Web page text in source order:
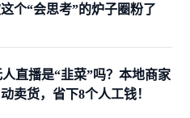
个“会思考”的炉子圈粉了
直播是“韭菜”吗？本地商家
卖货，省下8个人工钱！